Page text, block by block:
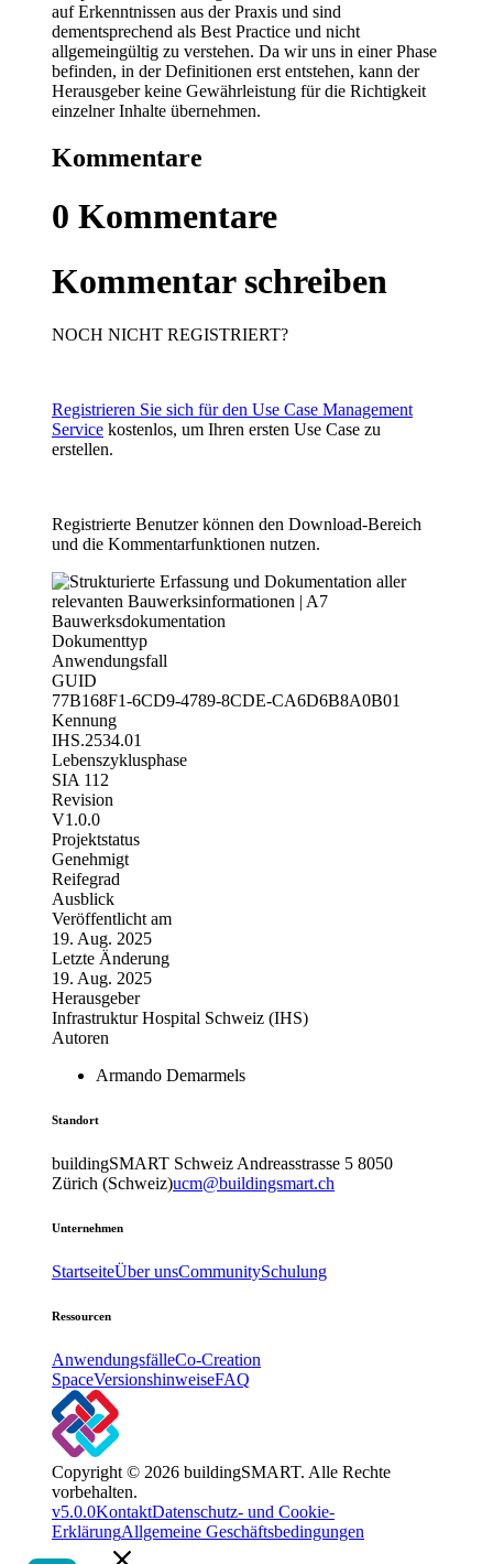
auf Erkenntnissen aus der Praxis und sind
dementsprechend als Best Practice und nicht
allgemeingültig zu verstehen. Da wir uns in einer Phase
befinden, in der Definitionen erst entstehen, kann der
Herausgeber keine Gewährleistung für die Richtigkeit
einzelner Inhalte übernehmen.
Kommentare
0 Kommentare
Kommentar schreiben
NOCH NICHT REGISTRIERT?
Registrieren Sie sich für den Use Case Management
Service kostenlos, um Ihren ersten Use Case zu
erstellen.
Registrierte Benutzer können den Download-Bereich
und die Kommentarfunktionen nutzen.
Dokumenttyp
Anwendungsfall
GUID
77B168F1-6CD9-4789-8CDE-CA6D6B8A0B01
Kennung
IHS.2534.01
Lebenszyklusphase
SIA 112
Revision
V1.0.0
Projektstatus
Genehmigt
Reifegrad
Ausblick
Veröffentlicht am
19. Aug. 2025
Letzte Änderung
19. Aug. 2025
Herausgeber
Infrastruktur Hospital Schweiz (IHS)
Autoren
Armando Demarmels
Standort
buildingSMART Schweiz Andreasstrasse 5 8050
Zürich (Schweiz)ucm@buildingsmart.ch
Unternehmen
StartseiteÜber unsCommunitySchulung
Ressourcen
AnwendungsfälleCo-Creation
SpaceVersionshinweiseFAQ
Copyright © 2026 buildingSMART. Alle Rechte
vorbehalten.
v5.0.0KontaktDatenschutz- und Cookie-
ErklärungAllgemeine Geschäftsbedingungen